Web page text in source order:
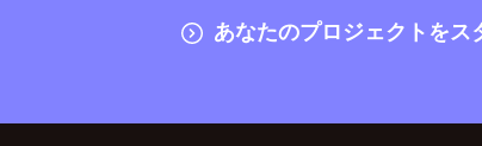
あなたのプロジェクトをス